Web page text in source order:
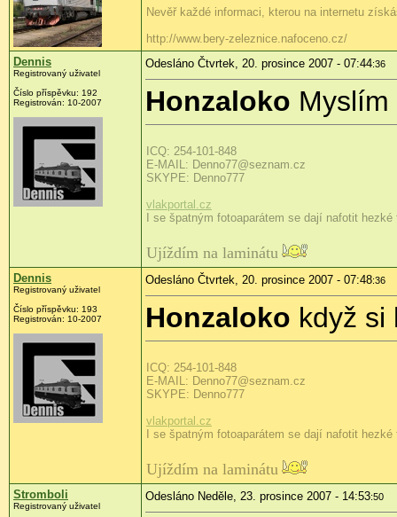
Nevěř každé informaci, kterou na internetu
http://www.bery-zeleznice.nafoceno.cz/
Dennis
Registrovaný uživatel
Číslo příspěvku: 192
Registrován: 10-2007
Odesláno Čtvrtek, 20. prosince 2007 - 07:44:36
Honzaloko Myslím
ICQ: 254-101-848
E-MAIL: Denno77@seznam.cz
SKYPE: Denno777
vlakportal.cz
I se špatným fotoaparátem se dají nafotit
Ujíždím na laminátu
Dennis
Registrovaný uživatel
Číslo příspěvku: 193
Registrován: 10-2007
Odesláno Čtvrtek, 20. prosince 2007 - 07:48:36
Honzaloko když si
ICQ: 254-101-848
E-MAIL: Denno77@seznam.cz
SKYPE: Denno777
vlakportal.cz
I se špatným fotoaparátem se dají nafotit
Ujíždím na laminátu
Stromboli
Registrovaný uživatel
Odesláno Neděle, 23. prosince 2007 - 14:53:50